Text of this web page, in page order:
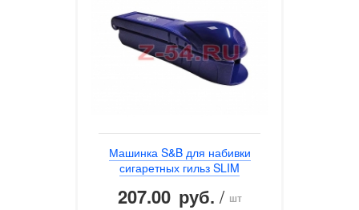
Машинка S&B для набивки
сигаретных гильз SLIM
207.00 руб. / шт